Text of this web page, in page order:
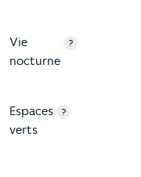
Vie
nocturne
?
Espaces
verts
?